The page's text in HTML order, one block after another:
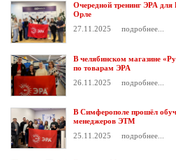
Очередной тренинг ЭРА
Орле
27.11.2025
подробнее...
В челябинском магазине
по товарам ЭРА
26.11.2025
подробнее...
В Симферополе прошёл
менеджеров ЭТМ
25.11.2025
подробнее...